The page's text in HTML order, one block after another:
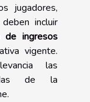
jugadores,
incluir
de ingresos
vigente.
las
de la